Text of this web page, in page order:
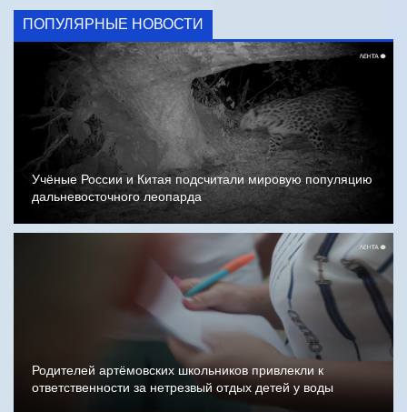
ПОПУЛЯРНЫЕ НОВОСТИ
Учёные России и Китая подсчитали мировую популяцию
дальневосточного леопарда
Родителей артёмовских школьников привлекли к
ответственности за нетрезвый отдых детей у воды